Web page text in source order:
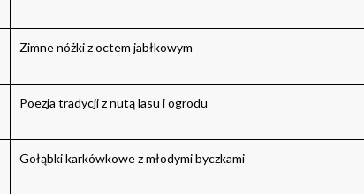
Zimne nóżki z octem jabłkowym
Poezja tradycji z nutą lasu i ogrodu
Gołąbki karkówkowe z młodymi byczkami